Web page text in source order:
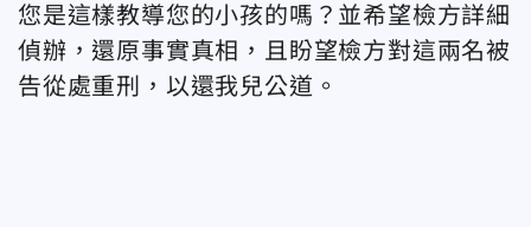
您是這樣教導您的小孩的嗎？並希望檢方詳細
偵辦，還原事實真相，且盼望檢方對這兩名被
告從處重刑，以還我兒公道。